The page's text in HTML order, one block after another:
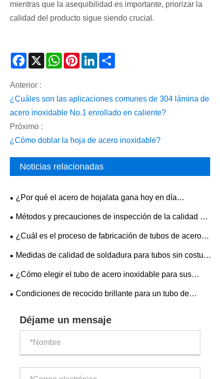
mientras que la asequibilidad es importante, priorizar la
calidad del producto sigue siendo crucial.
Facebook
X WhatsAppPinterestLinkedIn
Anterior :
¿Cuáles son las aplicaciones comunes de 304 lámina de
acero inoxidable No.1 enrollado en caliente?
Próximo :
¿Cómo doblar la hoja de acero inoxidable?
Noticias relacionadas
¿Por qué el acero de hojalata gana hoy en día
proyectos de embalaje del mundo real?
​Métodos y precauciones de inspección de la calidad de
la superficie para láminas de acero inoxidable 304
¿Cuál es el proceso de fabricación de tubos de acero
inoxidable?
​Medidas de calidad de soldadura para tubos sin costura
de acero inoxidable 304
¿Cómo elegir el tubo de acero inoxidable para sus
necesidades industriales?
Condiciones de recocido brillante para un tubo de
Déjame un mensaje